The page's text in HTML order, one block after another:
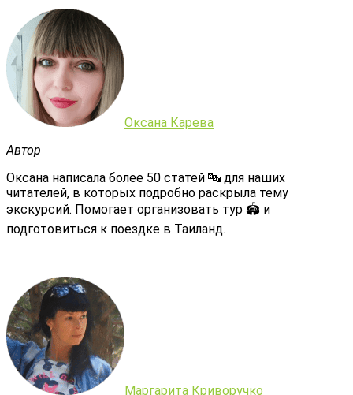
Оксана Карева
Автор
Оксана написала более 50 статей 🔤 для наших
читателей, в которых подробно раскрыла тему
экскурсий. Помогает организовать тур 🏟 и
подготовиться к поездке в Таиланд.
Маргарита Криворучко